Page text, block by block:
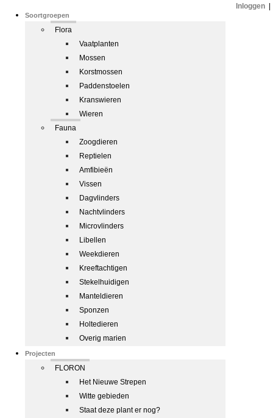
Soortgroepen
Flora
Vaatplanten
Mossen
Korstmossen
Paddenstoelen
Kranswieren
Wieren
Fauna
Zoogdieren
Reptielen
Amfibieën
Vissen
Dagvlinders
Nachtvlinders
Microvlinders
Libellen
Weekdieren
Kreeftachtigen
Stekelhuidigen
Manteldieren
Sponzen
Holtedieren
Overig marien
Projecten
FLORON
Het Nieuwe Strepen
Witte gebieden
Staat deze plant er nog?
Inloggen